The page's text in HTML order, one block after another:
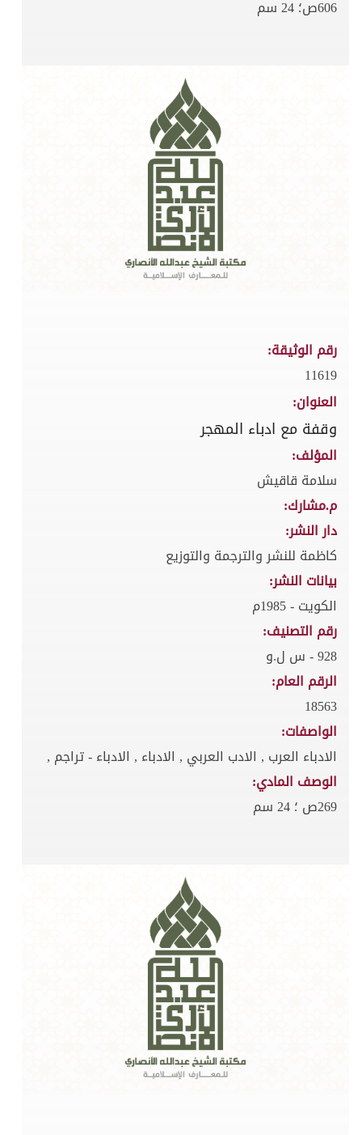
606ص؛ 24 سم
رقم الوثيقة:
11619
العنوان:
وقفة مع ادباء المهجر
المؤلف:
سلامة قاقيش
م.مشارك:
دار النشر:
كاظمة للنشر والترجمة والتوزيع
بيانات النشر:
الكويت - 1985م
رقم التصنيف:
928 - س ل.و
الرقم العام:
18563
الواصفات:
الادباء العرب , الادب العربي , الادباء , الادباء - تراجم ,
الوصف المادي:
269ص ؛ 24 سم